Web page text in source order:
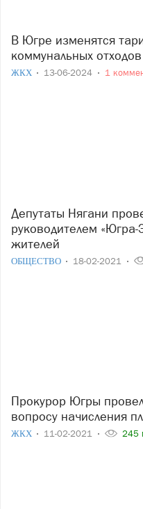
В Югре изменятся тарифы на вывоз твердых
коммунальных отходов
ЖКХ 13-06-2024 1
Депутаты Нягани проведут встречу с
руководителем
жителей
ОБЩЕСТВО 18-02-2021
Прокурор Югры провел приём жителей Нягани по
вопросу начисления
ЖКХ 11-02-2021 245